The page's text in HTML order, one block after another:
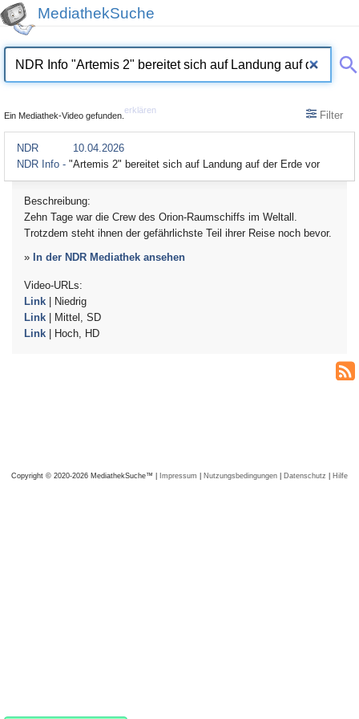
MediathekSuche
Ein Mediathek-Video gefunden.
erklären Filter
NDR
10.04.2026
NDR Info - "Artemis 2" bereitet sich auf Landung auf der Erde vor
Beschreibung:
Zehn Tage war die Crew des Orion-Raumschiffs im Weltall.
Trotzdem steht ihnen der gefährlichste Teil ihrer Reise noch bevor.
» In der NDR Mediathek ansehen
Video-URLs:
Link | Niedrig
Link | Mittel, SD
Link | Hoch, HD
Copyright © 2020-2026 MediathekSuche™ | Impressum | Nutzungsbedingungen | Datenschutz | Hilfe